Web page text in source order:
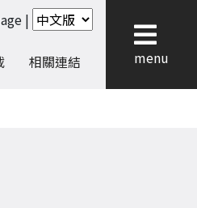
|
相關連結 menu